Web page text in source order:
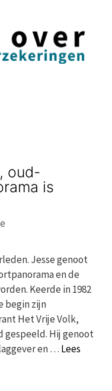
oud-
is
Jesse genoot
en de
Keerde in 1982
begin zijn
Het Vrije Volk,
gespeeld. Hij genoot
en … Lees